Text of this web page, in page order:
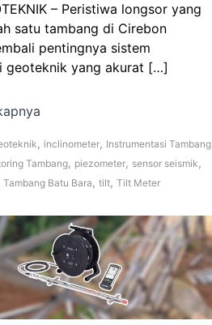
– Peristiwa longsor yang
satu tambang di Cirebon
pentingnya sistem
geoteknik yang akurat […]
, inclinometer, Instrumentasi Tambang
Tambang, piezometer, sensor seismik ,
Tambang Batu Bara ,tilt,Tilt Meter